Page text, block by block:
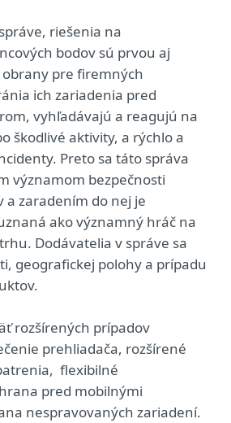
riešenia na
bodov sú prvou aj
pre firemných
ich zariadenia pred
vyhľadávajú a reagujú na
škodlivé aktivity, a rýchlo a
Preto sa táto správa
významom bezpečnosti
a zaradením do nej je
ako významný hráč na
Dodávatelia v správe sa
geografickej polohy a prípadu
rozšírených prípadov
prehliadača, rozšírené
flexibilné
pred mobilnými
nespravovaných zariadení.